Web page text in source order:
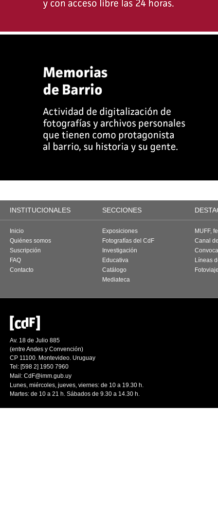
INSTITUCIONALES SECCIONES
Inicio
Quiénes somos
Suscripción
FAQ
Contacto
Exposiciones
Fotografías del CdF
Investigación
Educativa
Catálogo
Mediateca
MUFF,
Canal
Líneas
Av. 18 de Julio 885
(entre Andes y Convención)
CP 11100. Montevideo. Uruguay
Tel: [598 2] 1950 7960
Mail: CdF@imm.gub.uy
Lunes, miércoles, jueves, viernes: de 10 a 19.30 h.
Martes: de 10 a 21 h. Sábados de 9.30 a 14.30 h.